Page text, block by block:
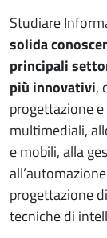
Studiare
solida
principali
più innovativi,
progettazione
multimediali,
e mobili, alla
progettazione
tecniche di